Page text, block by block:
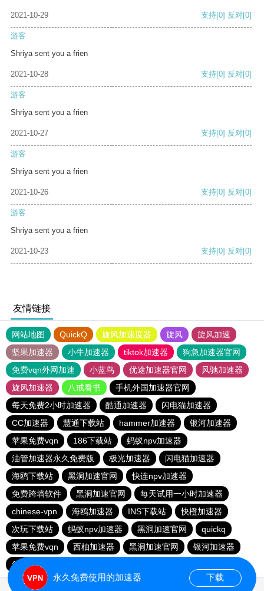
2021-10-29 支持[0] 反对[0]
游客
Shriya sent you a frien
2021-10-28 支持[0] 反对[0]
游客
Shriya sent you a frien
2021-10-27 支持[0] 反对[0]
游客
Shriya sent you a frien
2021-10-26 支持[0] 反对[0]
游客
Shriya sent you a frien
2021-10-23 支持[0] 反对[0]
友情链接
网站地图 QuickQ 旋风加速度器 旋风
旋风加速
坚果加速器
小牛加速器 tiktok加速器
狗急加速器官网
免费vqn外网加速
小蓝鸟 优途加速器官网
风驰加速器
旋风加速器
八戒看书
手机外国加速器官网
每天免费2小时加速器
酷通加速器
闪电猫加速器
CC加速器
慧通下载站 hammer加速器
银河加速器
苹果免费vqn
186下载站
蚂蚁npv加速器
油管加速器永久免费版
极光加速器
闪电猫加速器
海鸥下载站
黑洞加速官网
快连npv加速器
免费跨墙软件
黑洞加速官网
每天试用一小时加速器
chinese-vpn
海鸥加速器 INS下载站
快橙加速器
次玩下载站
蚂蚁npv加速器 黑洞加速官网
quickq
苹果免费vqn
西柚加速器 黑洞加速官网
银河加速器
每天免费2小时加速器
永久免费使用的加速器 下载